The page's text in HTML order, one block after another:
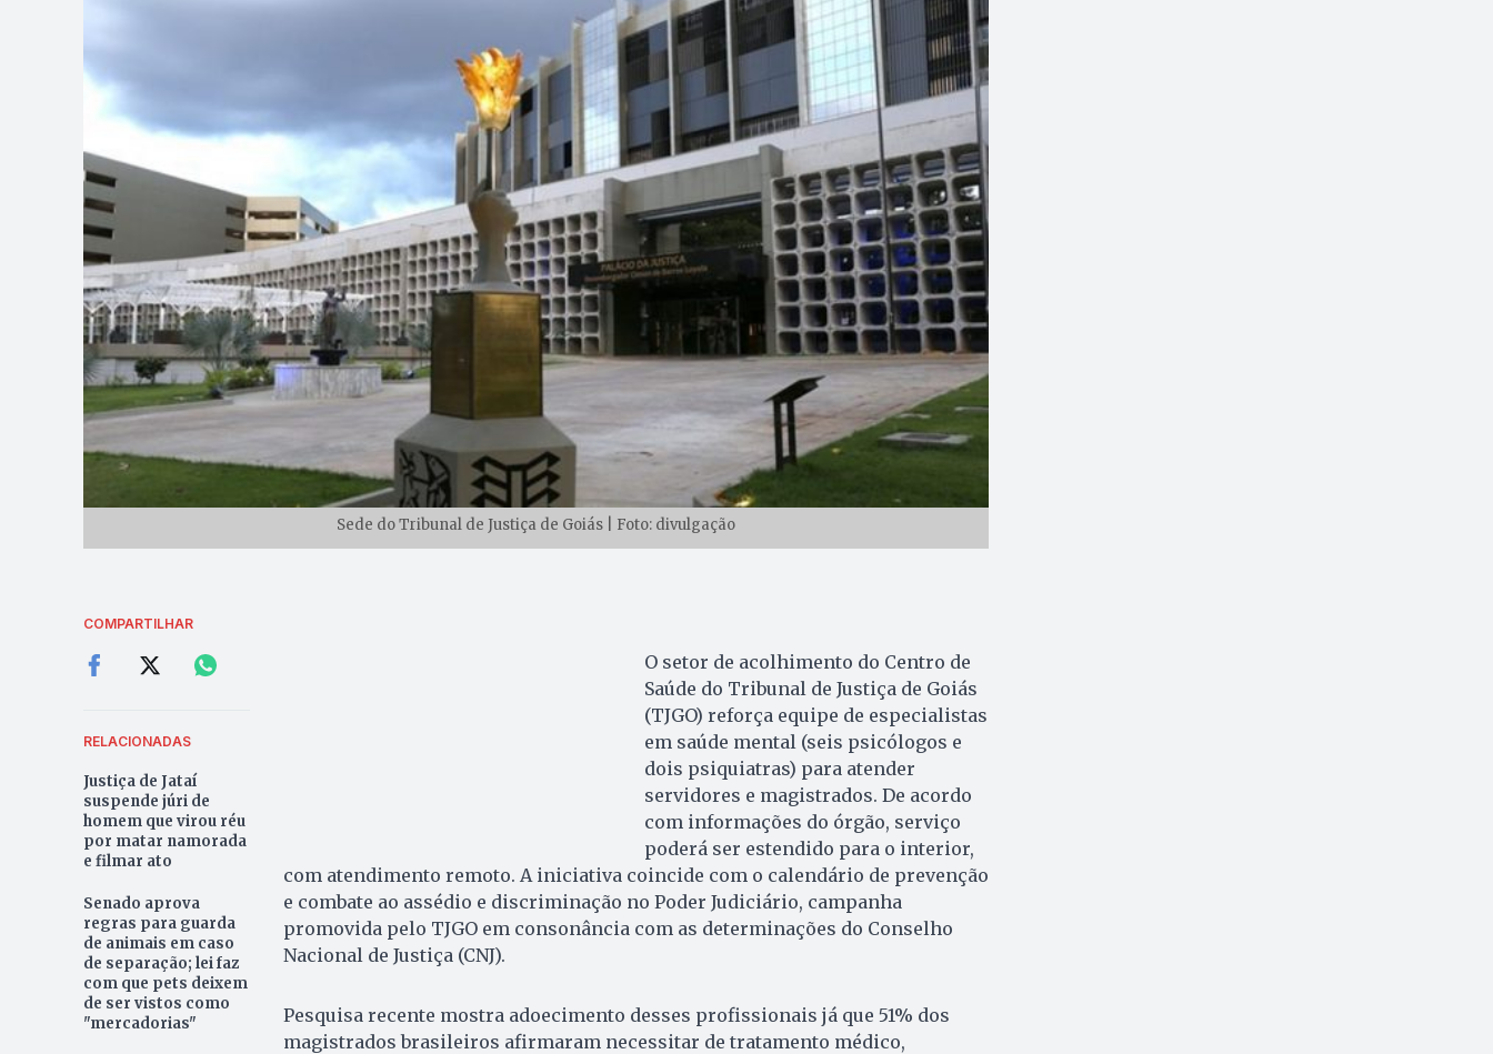
Sede do Tribunal de Justiça de Goiás | Foto: divulgação
COMPARTILHAR
RELACIONADAS
Justiça de Jataí
suspende júri de
homem que virou réu
por matar namorada
e filmar ato
Senado aprova
regras para guarda
de animais em caso
de separação; lei faz
com que pets deixem
de ser vistos como
"mercadorias"
O setor de acolhimento do Centro de
Saúde do Tribunal de Justiça de Goiás
(TJGO) reforça equipe de especialistas
em saúde mental (seis psicólogos e
dois psiquiatras) para atender
servidores e magistrados. De acordo
com informações do órgão, serviço
poderá ser estendido para o interior,
com atendimento remoto. A iniciativa coincide com o calendário de prevenção
e combate ao assédio e discriminação no Poder Judiciário, campanha
promovida pelo TJGO em consonância com as determinações do Conselho
Nacional de Justiça (CNJ).
Pesquisa recente mostra adoecimento desses profissionais já que 51% dos
magistrados brasileiros afirmaram necessitar de tratamento médico,